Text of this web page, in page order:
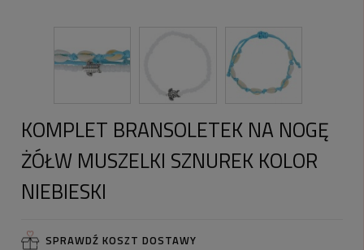
KOMPLET BRANSOLETEK NA NOGĘ
ŻÓŁW MUSZELKI SZNUREK KOLOR
NIEBIESKI
SPRAWDŹ KOSZT DOSTAWY